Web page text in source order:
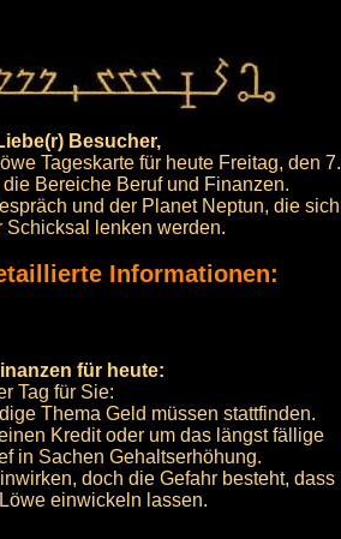
Besucher,
Tageskarte für heute Freitag, den 7.
Bereiche Beruf und Finanzen.
und der Planet Neptun, die sich
Schicksal lenken werden.
Informationen:
für heute:
Tag für Sie:
Thema Geld müssen stattfinden.
Kredit oder um das längst fällige
in Sachen Gehaltserhöhung.
doch die Gefahr besteht, dass
einwickeln lassen.